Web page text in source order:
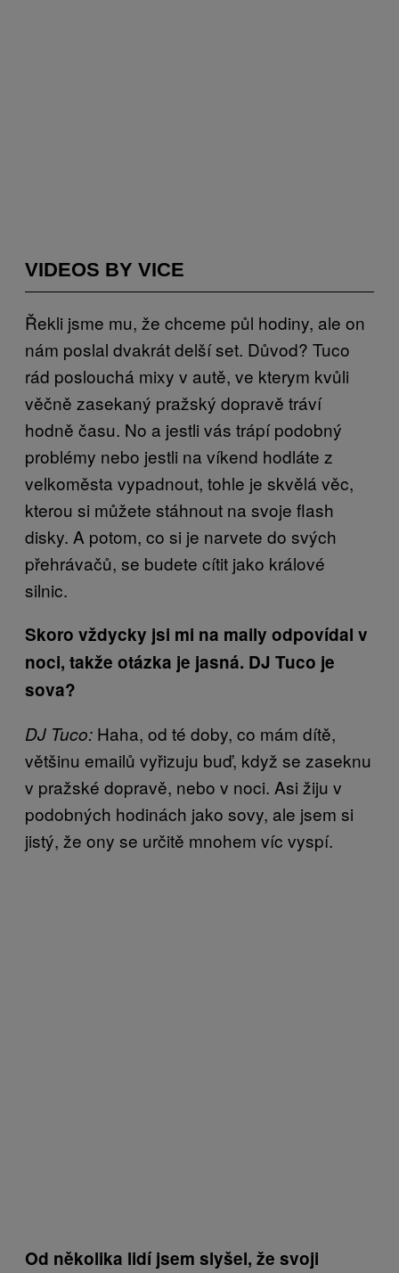
VIDEOS BY VICE
Řekli jsme mu, že chceme půl hodiny, ale on
nám poslal dvakrát delší set. Důvod? Tuco
rád poslouchá mixy v autě, ve kterym kvůli
věčně zasekaný pražský dopravě tráví
hodně času. No a jestli vás trápí podobný
problémy nebo jestli na víkend hodláte z
velkoměsta vypadnout, tohle je skvělá věc,
kterou si můžete stáhnout na svoje flash
disky. A potom, co si je narvete do svých
přehrávačů, se budete cítit jako králové
silnic.
Skoro vždycky jsi mi na maily odpovídal v
noci, takže otázka je jasná. DJ Tuco je
sova?
DJ Tuco: Haha, od té doby, co mám dítě,
většinu emailů vyřizuju buď, když se zaseknu
v pražské dopravě, nebo v noci. Asi žiju v
podobných hodinách jako sovy, ale jsem si
jistý, že ony se určitě mnohem víc vyspí.
Od několika lidí jsem slyšel, že svoji